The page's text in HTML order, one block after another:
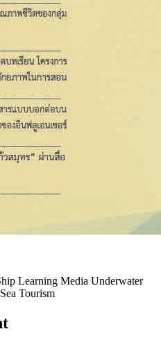
Learning Media Underwater
Tourism